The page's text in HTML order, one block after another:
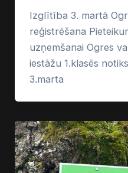
Izglītība 3. martā
reģistrēšana
uzņemšanai Ogres
iestāžu 1.klasēs
3.marta